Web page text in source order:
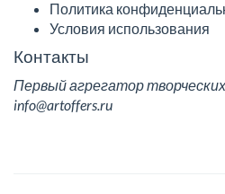
Политика
Условия использования
Контакты
Первый агрегатор
info@artoffers.ru